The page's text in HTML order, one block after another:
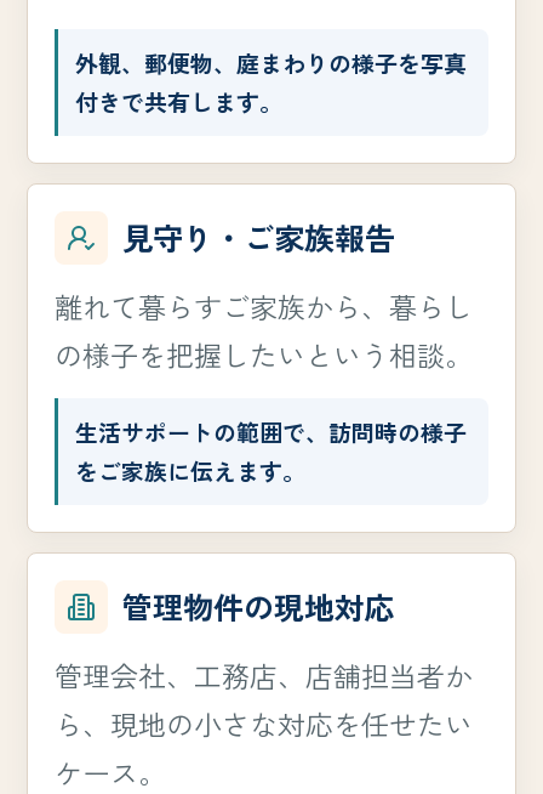
外観、郵便物、庭まわりの様子を写真
付きで共有します。
見守り・ご家族報告
離れて暮らすご家族から、暮らし
の様子を把握したいという相談。
生活サポートの範囲で、訪問時の様子
をご家族に伝えます。
管理物件の現地対応
管理会社、工務店、店舗担当者か
ら、現地の小さな対応を任せたい
ケース。